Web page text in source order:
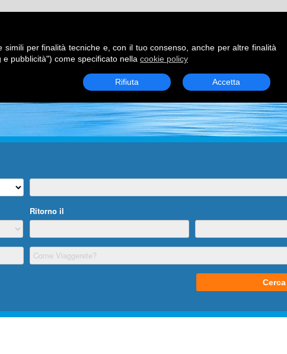
per finalità tecniche e, con il tuo consenso, anche per altre finalità
pubblicità") come specificato nella cookie policy
Rifiuta Accetta